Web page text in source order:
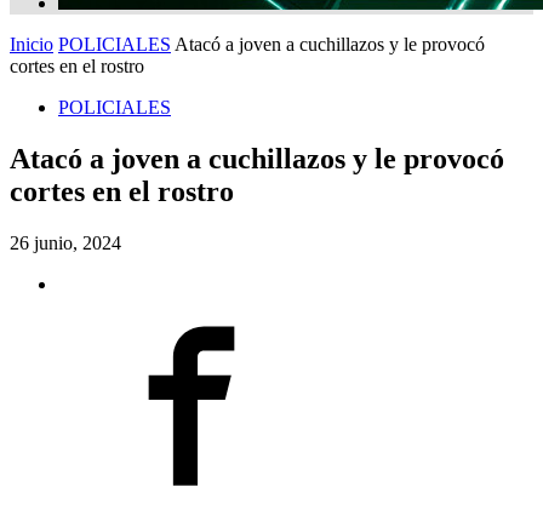
Inicio POLICIALES Atacó a joven a cuchillazos y le provocó
cortes en el rostro
POLICIALES
Atacó a joven a cuchillazos y le provocó
cortes en el rostro
26 junio, 2024